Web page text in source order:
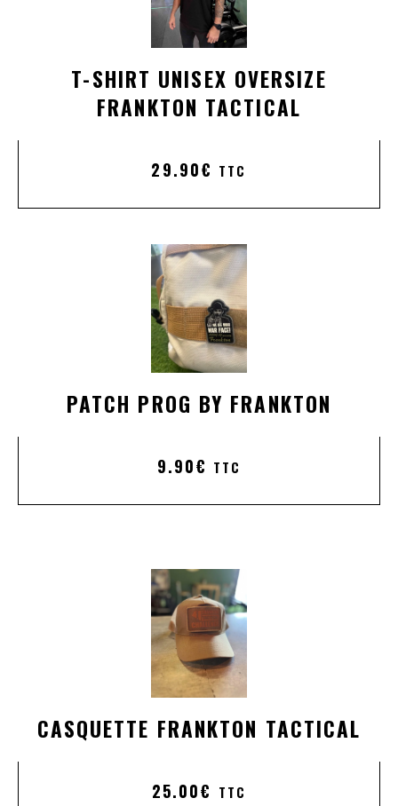
T-SHIRT UNISEX OVERSIZE
FRANKTON TACTICAL
29.90€ TTC
PATCH PROG BY FRANKTON
9.90€ TTC
CASQUETTE FRANKTON TACTICAL
25.00€ TTC